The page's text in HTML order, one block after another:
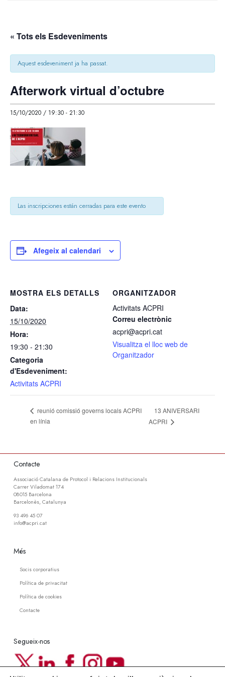
« Tots els Esdeveniments
Aquest esdeveniment ja ha passat.
Afterwork virtual d’octubre
15/10/2020 / 19:30 - 21:30
Las inscripciones están cerradas para este evento
Afegeix al calendari
MOSTRA ELS DETALLS
Data:
15/10/2020
Hora:
19:30 - 21:30
Categoria
d'Esdeveniment:
Activitats ACPRI
ORGANITZADOR
Activitats ACPRI
Correu electrònic
acpri@acpri.cat
Visualitza el lloc web de
Organitzador
reunió comissió governs locals ACPRI
en línia
13 ANIVERSARI
ACPRI
Contacte
Associació Catalana de Protocol i Relacions Institucionals
Carrer Viladomat 174
08015 Barcelona
Barcelonès, Catalunya
93 496 45 07
info@acpri.cat
Més
Socis corporatius
Política de privacitat
Política de cookies
Contacte
Segueix-nos